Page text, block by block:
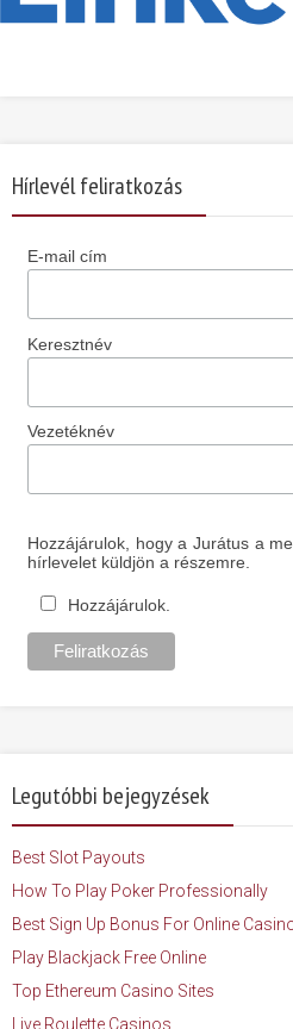
Hírlevél feliratkozás
E-mail cím
Keresztnév
Vezetéknév
Hozzájárulok, hogy a Jurátus a
hírlevelet küldjön a részemre.
Hozzájárulok.
Legutóbbi bejegyzések
Best Slot Payouts
How To Play Poker Professionally
Best Sign Up Bonus For Online
Play Blackjack Free Online
Top Ethereum Casino Sites
Live Roulette Casinos